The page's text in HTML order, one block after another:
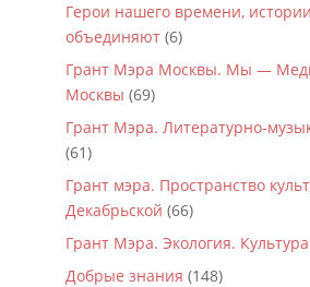
Герои нашего времени,
объединяют(6)
Грант Мэра Москвы. Мы —
Москвы (69)
Грант Мэра. Литературно-
(61)
Грант мэра. Пространство
Декабрьской (66)
Грант Мэра. Экология.
Добрые знания (148)